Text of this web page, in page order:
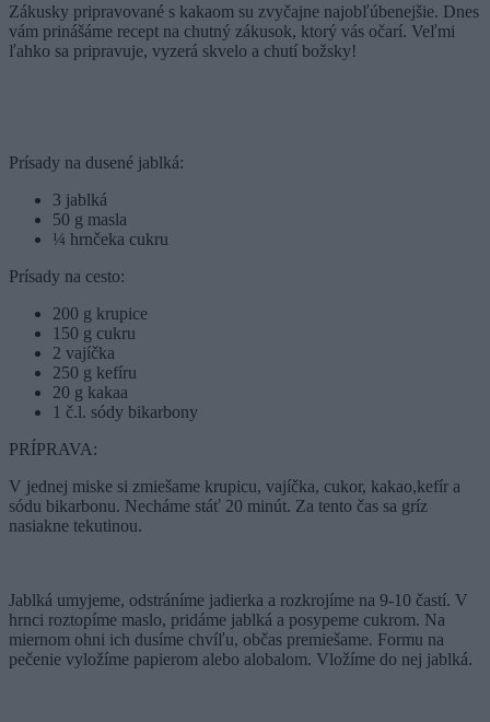
Zákusky pripravované s kakaom su zvyčajne najobľúbenejšie. Dnes
vám prinášáme recept na chutný zákusok, ktorý vás očarí. Veľmi
ľahko sa pripravuje, vyzerá skvelo a chutí božsky!
Prísady na dusené jablká:
3 jablká
50 g masla
¼ hrnčeka cukru
Prísady na cesto:
200 g krupice
150 g cukru
2 vajíčka
250 g kefíru
20 g kakaa
1 č.l. sódy bikarbony
PRÍPRAVA:
V jednej miske si zmiešame krupicu, vajíčka, cukor, kakao,kefír a
sódu bikarbonu. Necháme stáť 20 minút. Za tento čas sa gríz
nasiakne tekutinou.
Jablká umyjeme, odstráníme jadierka a rozkrojíme na 9-10 častí. V
hrnci roztopíme maslo, pridáme jablká a posypeme cukrom. Na
miernom ohni ich dusíme chvíľu, občas premiešame. Formu na
pečenie vyložíme papierom alebo alobalom. Vložíme do nej jablká.